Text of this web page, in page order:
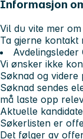
Informasjon
Vil du vite mer
Ta gjerne kontakt
Vi ønsker ikke
Søknad og videre
Søknad sendes
må laste opp
Aktuelle
Søkerlisten er
Det følger av